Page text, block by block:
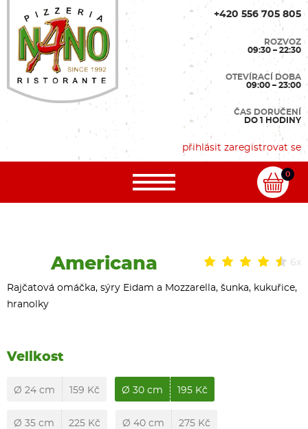
+420 556 705 805
ROZVOZ
09:30 – 22:30
OTEVÍRACÍ DOBA
09:00 – 23:00
ČAS DORUČENÍ
DO 1 HODINY
přihlásit zaregistrovat se
0
6x
Americana
Rajčatová omáčka, sýry Eidam a Mozzarella, šunka, kukuřice,
hranolky
Velikost
Ø 24 cm 159 Kč Ø 30 cm 195 Kč
Ø 35 cm 225 Kč Ø 40 cm 275 Kč